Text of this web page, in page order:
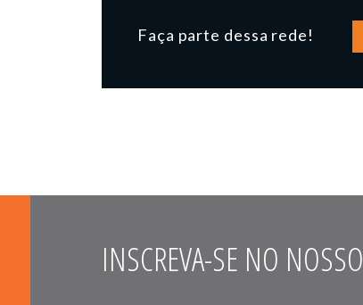
Faça parte dessa rede!
INSCREVA-SE NO